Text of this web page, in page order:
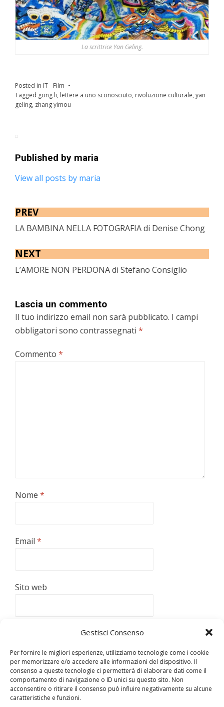
Gestisci Consenso
Per fornire le migliori esperienze, utilizziamo tecnologie come i cookie
per memorizzare e/o accedere alle informazioni del dispositivo. Il
consenso a queste tecnologie ci permetterà di elaborare dati come il
comportamento di navigazione o ID unici su questo sito. Non
acconsentire o ritirare il consenso può influire negativamente su alcune
caratteristiche e funzioni.
La scrittrice Yan Geling.
Posted in IT - Film
Tagged gong li, lettere a uno sconosciuto, rivoluzione culturale, yan
geling, zhang yimou
Published by maria
View all posts by maria
PREV
LA BAMBINA NELLA FOTOGRAFIA di Denise Chong
NEXT
L’AMORE NON PERDONA di Stefano Consiglio
Lascia un commento
Il tuo indirizzo email non sarà pubblicato. I campi
obbligatori sono contrassegnati *
Commento *
Nome *
Email *
Sito web
Questo sito utilizza Akismet per ridurre lo spam.Scopri
come vengono elaborati i dati derivati dai commenti.